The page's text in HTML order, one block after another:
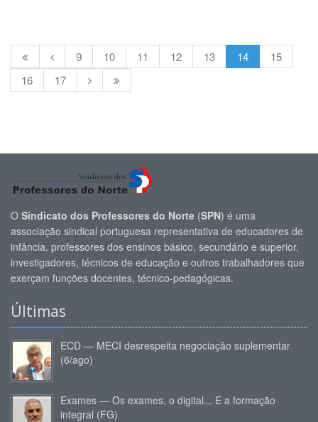
9 10 11 12 13 14
15
16
17
O Sindicato dos Professores do Norte (SPN) é uma
associação sindical portuguesa representativa de educadores de
infância, professores dos ensinos básico, secundário e superior,
investigadores, técnicos de educação e outros trabalhadores que
exerçam funções docentes, técnico-pedagógicas.
Últimas
ECD — MECI desrespeita negociação suplementar
(6/ago)
Exames — Os exames, o digital... E a formação
integral (FG)